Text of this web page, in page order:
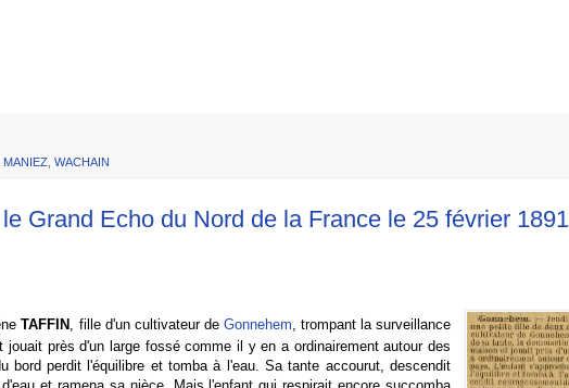
MANIEZ WACHAIN
Grand Echo du Nord de la France le 25 février 1891
TAFFIN , fille d'un cultivateur de Gonnehem , trompant la surveillance
près d'un large fossé comme il y en a ordinairement autour des
bord perdit l'équilibre et tomba à l'eau. Sa tante accourut, descendit